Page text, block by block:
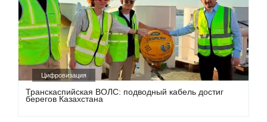
Цифровизация
Транскаспийская ВОЛС: подводный кабель достиг
берегов Казахстана